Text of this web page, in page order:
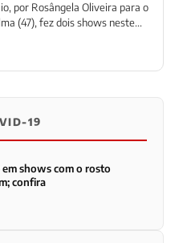
por Rosângela Oliveira para o
(47), fez dois shows neste...
19
em shows com o rosto
confira